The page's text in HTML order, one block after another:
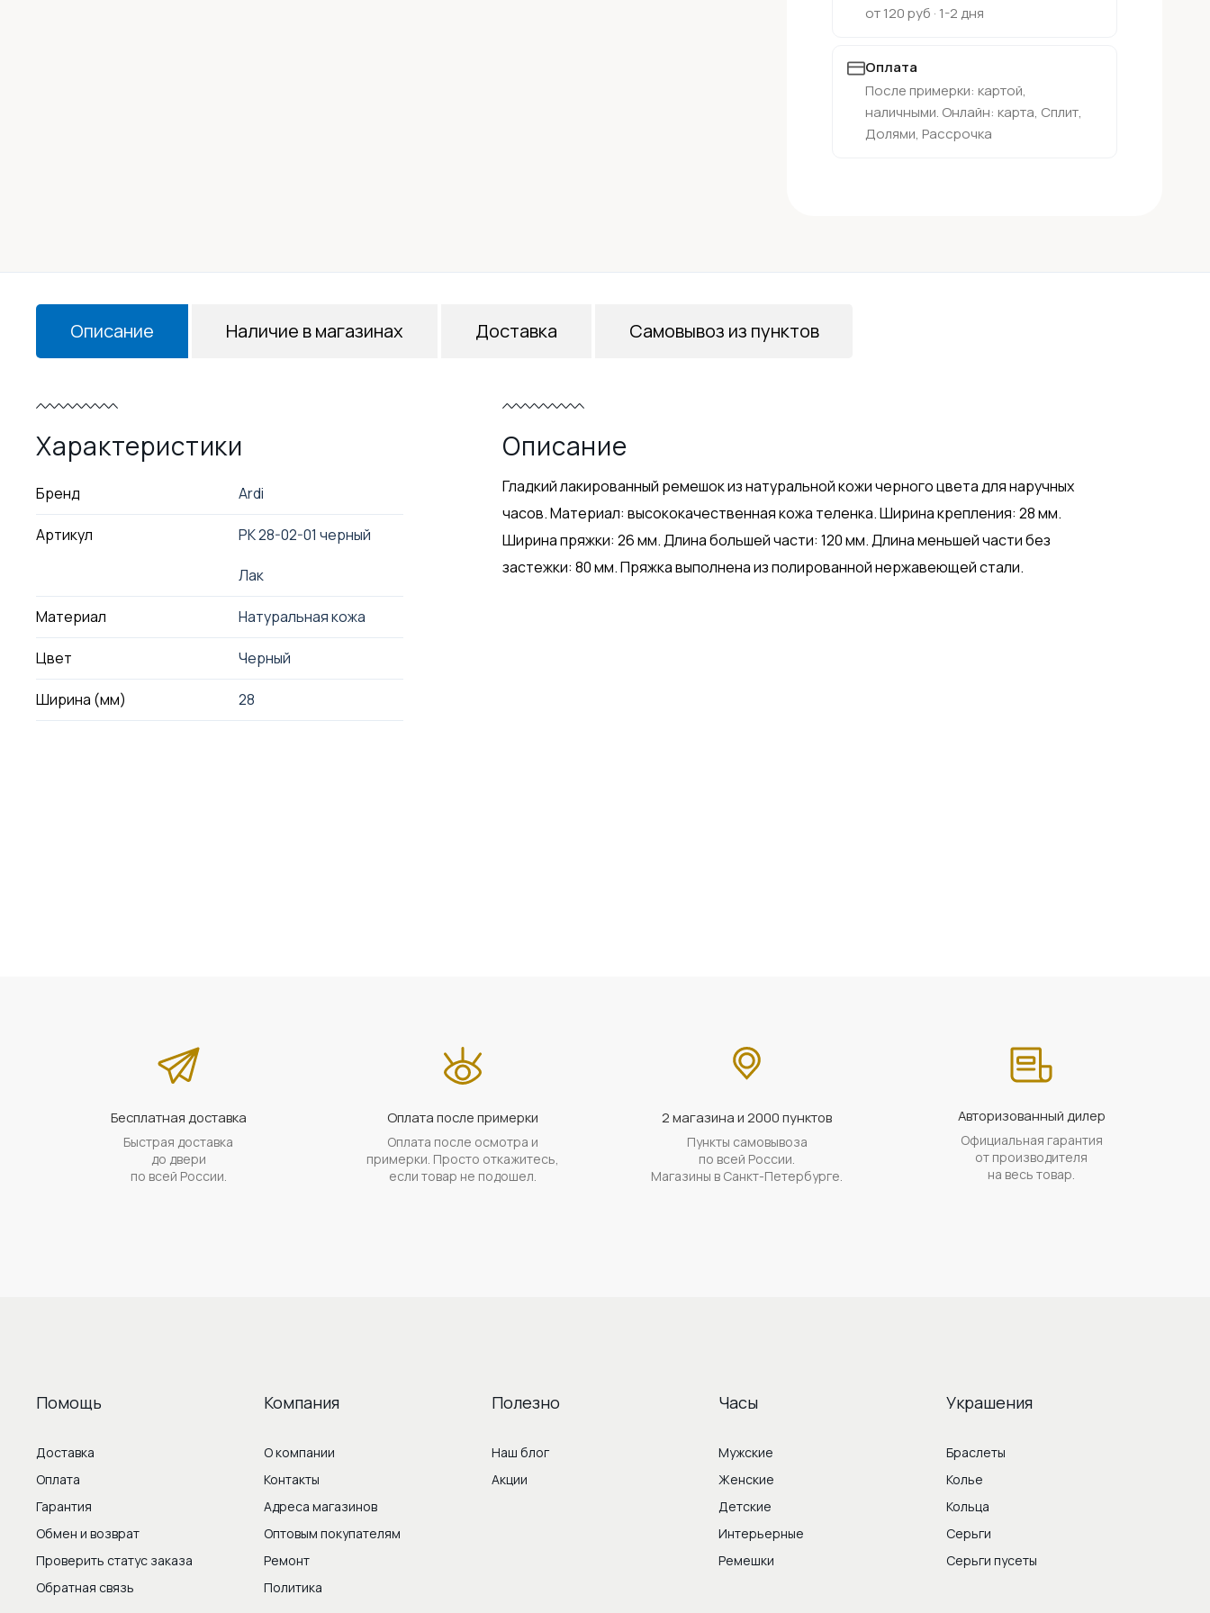
от 120 руб · 1-2 дня
Оплата
После примерки: картой,
наличными. Онлайн: карта, Сплит,
Долями, Рассрочка
Описание
Характеристики
Бренд Ardi
Артикул РК 28-02-01 черный
Лак
Материал Натуральная кожа
Цвет Черный
Ширина (мм) 28
Описание
Гладкий лакированный ремешок из натуральной кожи черного цвета для наручных
часов. Материал: высококачественная кожа теленка. Ширина крепления: 28 мм.
Ширина пряжки: 26 мм. Длина большей части: 120 мм. Длина меньшей части без
застежки: 80 мм. Пряжка выполнена из полированной нержавеющей стали.
Наличие в магазинах Доставка Самовывоз из пунктов
Бесплатная доставка
Быстрая доставка
до двери
по всей России.
Оплата после примерки
Оплата после осмотра и
примерки. Просто откажитесь,
если товар не подошел.
2 магазина и 2000 пунктов
Пункты самовывоза
по всей России.
Магазины в Санкт-Петербурге.
Авторизованный дилер
Официальная гарантия
от производителя
на весь товар.
Помощь
Доставка
Оплата
Гарантия
Обмен и возврат
Проверить статус заказа
Обратная связь
Компания
О компании
Контакты
Адреса магазинов
Оптовым покупателям
Ремонт
Политика
Полезно
Наш блог
Акции
Часы
Мужские
Женские
Детские
Интерьерные
Ремешки
Украшения
Браслеты
Колье
Кольца
Серьги
Серьги пусеты